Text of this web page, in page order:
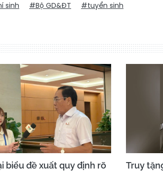
sinh #Bộ GD&ĐT #tuyển sinh
biểu đề xuất quy định rõ
Truy